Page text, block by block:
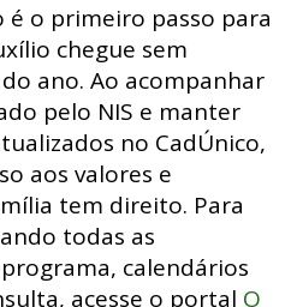
o primeiro passo para
chegue sem
ano. Ao acompanhar
pelo NIS e manter
no CadÚnico,
aos valores e
tem direito. Para
todas as
calendários
acesse o portal O